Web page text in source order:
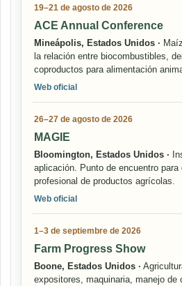
19–21 de agosto de 2026
ACE Annual Conference
Mineápolis, Estados Unidos ·
la relación entre biocombustibles,
coproductos para alimentación
Web oficial
26–27 de agosto de 2026
MAGIE
Bloomington, Estados Unidos ·
aplicación. Punto de encuentro
profesional de productos agrícolas.
Web oficial
1–3 de septiembre de 2026
Farm Progress Show
Boone, Estados Unidos ·
expositores, maquinaria, manejo de